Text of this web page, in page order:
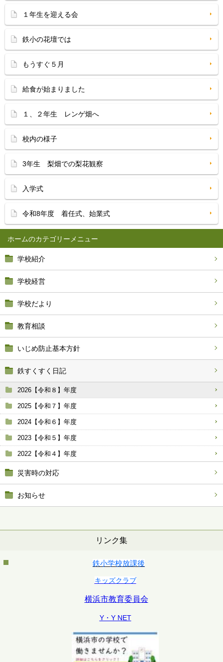
ホーム
学校紹介
学校経営
学校だより
教育相談
いじめ防止基本方針
鉄すくすく日記
2026【令和８】年度
2025【令和７】年度
2024【令和６】年度
2023【令和５】年度
2022【令和４】年度
災害時の対応
お知らせ
リンク集
鉄小学校放課後
キッズクラブ
横浜市教育委員会
Y・Y NET
１年生を迎える会
鉄小の花壇では
もうすぐ５月
給食が始まりました
１、２年生 レンゲ畑へ
校内の様子
3年生 梨畑での梨花観察
入学式
令和8年度 着任式、始業式